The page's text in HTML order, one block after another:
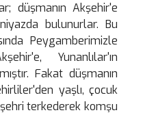
düşmanın Akşehir'e
bulunurlar. Bu
Peygamberimizle
Yunanlılar'ın
Fakat düşmanın
yaşlı, çocuk
terkederek komşu